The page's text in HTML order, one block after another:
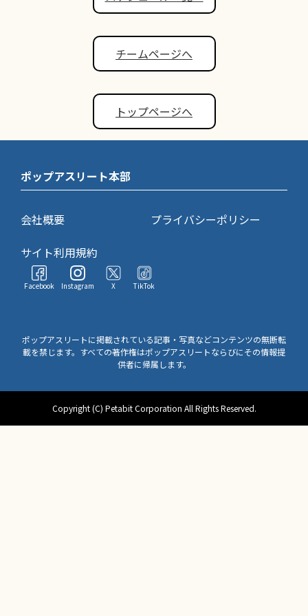
チームページへ
トップページへ
ポップアスリート本部
会社概要
プライバシーポリシー
サイト利用規約
Facebook Instagram X TikTok
ポップアスリートに掲載されている記事・写真などコンテンツの無断転
載を禁じます。すべての著作権はポップアスリートならびにその情報提
供者に帰属します。
Copyright (C) Petabit Corporation All Rights Reserved.